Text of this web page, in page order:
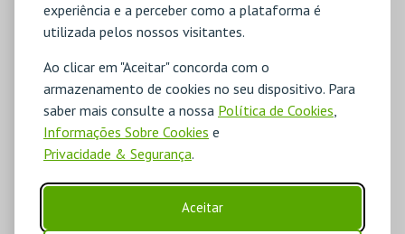
experiência e a perceber como a plataforma é
utilizada pelos nossos visitantes.
Ao clicar em "Aceitar" concorda com o
armazenamento de cookies no seu dispositivo. Para
saber mais consulte a nossa Política de Cookies,
Informações Sobre Cookies e
Privacidade & Segurança.
Aceitar